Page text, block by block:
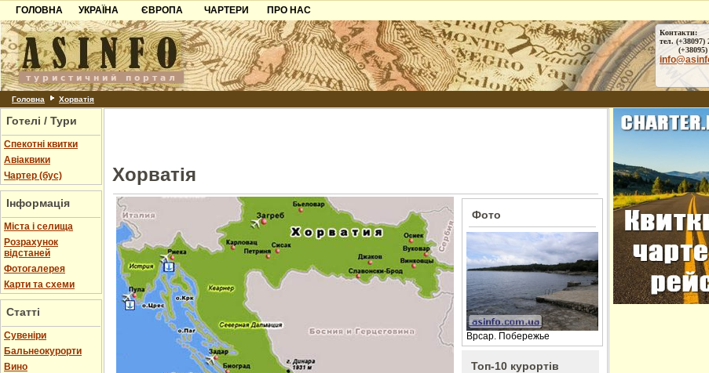
ГОЛОВНА
УКРАЇНА
Карпати
Азов
Причорноморря
Шацьк
ЄВРОПА
Чорногорія
Хорватія
Болгарія
ЧАРТЕРИ
ПРО НАС
Контакти
Партнерам
Додати готель
Контакти:
тел. (+38097)
(+38095)
Головна Хорватія
Готелі / Тури
Спекотні квитки
Авіаквики
Чартер (бус)
Інформація
Міста і селища
Розрахунок
відстаней
Фотогалерея
Карти та схеми
Статті
Cувеніри
Бальнеокурорти
Вино
Хорватія
Фото
Врсар. Побережье
Топ-10 курортів